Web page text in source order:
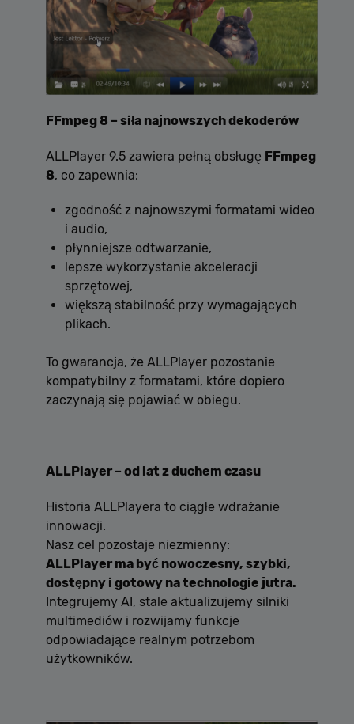
FFmpeg 8 – siła najnowszych dekoderów
ALLPlayer 9.5 zawiera pełną obsługę FFmpeg
8, co zapewnia:
zgodność z najnowszymi formatami wideo
i audio,
płynniejsze odtwarzanie,
lepsze wykorzystanie akceleracji
sprzętowej,
większą stabilność przy wymagających
plikach.
To gwarancja, że ALLPlayer pozostanie
kompatybilny z formatami, które dopiero
zaczynają się pojawiać w obiegu.
ALLPlayer – od lat z duchem czasu
Historia ALLPlayera to ciągłe wdrażanie
innowacji.
Nasz cel pozostaje niezmienny:
ALLPlayer ma być nowoczesny, szybki,
dostępny i gotowy na technologie jutra.
Integrujemy AI, stale aktualizujemy silniki
multimediów i rozwijamy funkcje
odpowiadające realnym potrzebom
użytkowników.